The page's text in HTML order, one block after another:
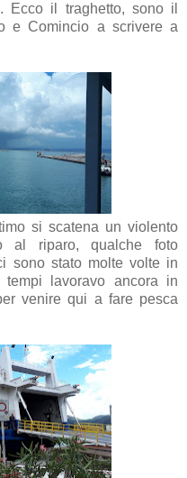
Ecco il traghetto, sono il
e Comincio a scrivere a
si scatena un violento
al riparo, qualche foto
sono stato molte volte in
lavoravo ancora in
venire qui a fare pesca